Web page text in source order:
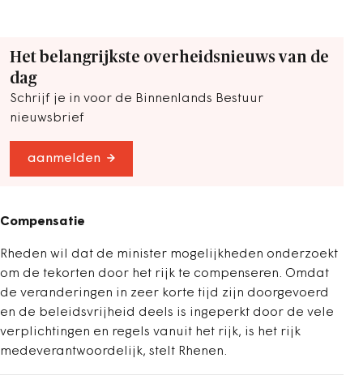
Het belangrijkste overheidsnieuws van de
dag
Schrijf je in voor de Binnenlands Bestuur
nieuwsbrief
aanmelden
Compensatie
Rheden wil dat de minister mogelijkheden onderzoekt
om de tekorten door het rijk te compenseren. Omdat
de veranderingen in zeer korte tijd zijn doorgevoerd
en de beleidsvrijheid deels is ingeperkt door de vele
verplichtingen en regels vanuit het rijk, is het rijk
medeverantwoordelijk, stelt Rhenen.